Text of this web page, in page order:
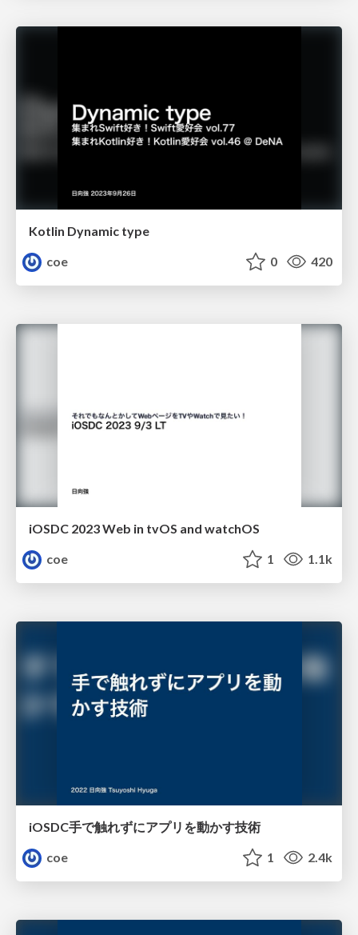
Kotlin Dynamic type
coe
0 420
iOSDC 2023 Web in tvOS and watchOS
coe
1 1.1k
iOSDC手で触れずにアプリを動かす技術
coe
1 2.4k